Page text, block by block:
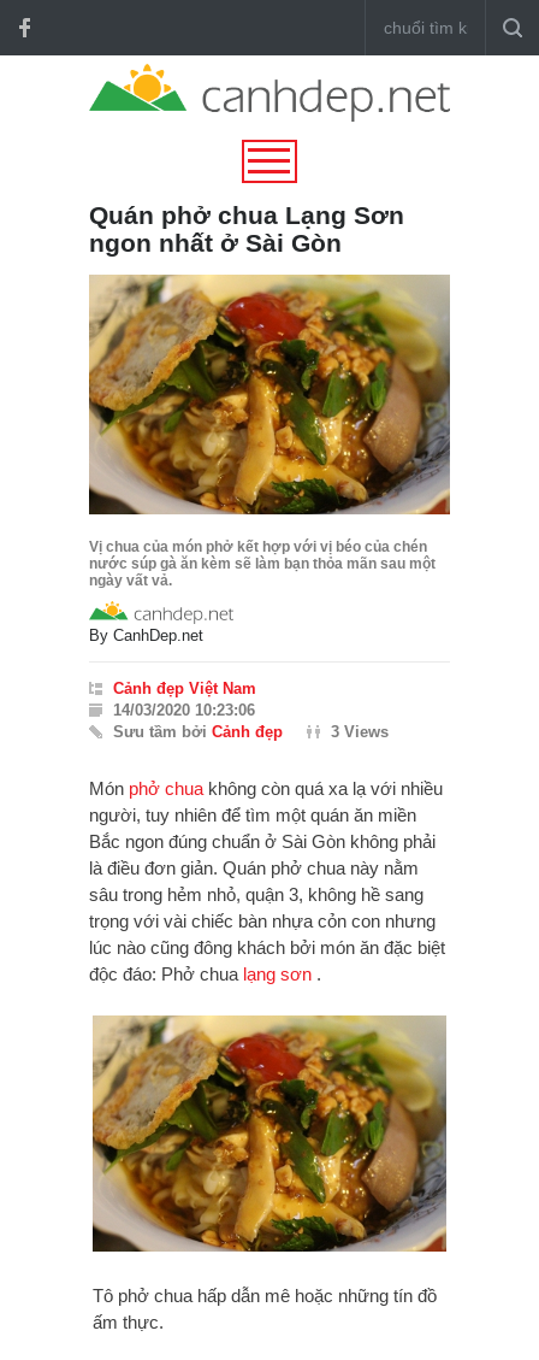
Quán phở chua Lạng Sơn
ngon nhất ở Sài Gòn
Vị chua của món phở kết hợp với vị béo của chén
nước súp gà ăn kèm sẽ làm bạn thỏa mãn sau một
ngày vất vả.
By CanhDep.net
Cảnh đẹp Việt Nam
14/03/2020 10:23:06
Sưu tầm bởi Cảnh đẹp 3 Views
Món phở chua không còn quá xa lạ với nhiều
người, tuy nhiên để tìm một quán ăn miền
Bắc ngon đúng chuẩn ở Sài Gòn không phải
là điều đơn giản. Quán phở chua này nằm
sâu trong hẻm nhỏ, quận 3, không hề sang
trọng với vài chiếc bàn nhựa cỏn con nhưng
lúc nào cũng đông khách bởi món ăn đặc biệt
độc đáo: Phở chua lạng sơn .
Tô phở chua hấp dẫn mê hoặc những tín đồ
ấm thực.